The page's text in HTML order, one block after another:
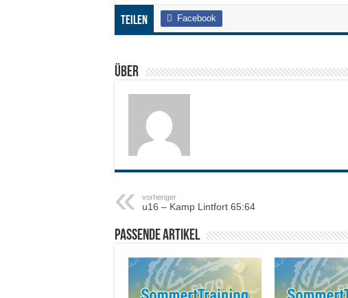
Teilen Facebook
Über
vorheriger
u16 – Kamp Lintfort 65:64
Passende Artikel